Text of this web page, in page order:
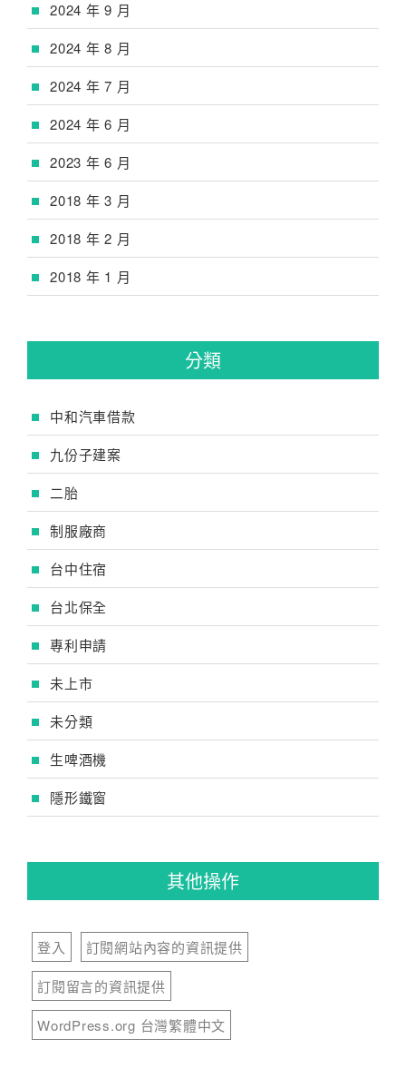
2024 年 9 月
2024 年 8 月
2024 年 7 月
2024 年 6 月
2023 年 6 月
2018 年 3 月
2018 年 2 月
2018 年 1 月
分類
中和汽車借款
九份子建案
二胎
制服廠商
台中住宿
台北保全
專利申請
未上市
未分類
生啤酒機
隱形鐵窗
其他操作
登入 訂閱網站內容的資訊提供
訂閱留言的資訊提供
WordPress.org 台灣繁體中文